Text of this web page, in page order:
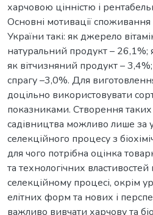
харчовою цінністю і
Основні мотивації
України такі: як джерело
натуральний продукт – 26,1%;
як вітчизняний продукт –
спрагу –3,0%. Для
доцільно використовувати
показниками. Створення таких
садівництва можливо лише за
селекційного процесу з
для чого потрібна оцінка
та технологічних властивостей
селекційному процесі, окрім
елітних форм та нових і
важливо вивчати харчову та